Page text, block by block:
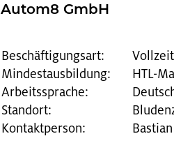
Au­to­m8 GmbH
Beschäftigungsart:
Vollzeit
Mindestausbildung:
HTL-
Arbeitssprache:
Standort:
Kontaktperson: